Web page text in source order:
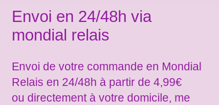
Envoi en 24/48h via
mondial relais
Envoi de votre commande en Mondial
Relais en 24/48h à partir de 4,99€
ou directement à votre domicile, me